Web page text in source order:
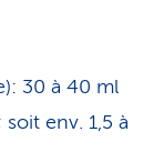
30 à 40 ml
env. 1,5 à